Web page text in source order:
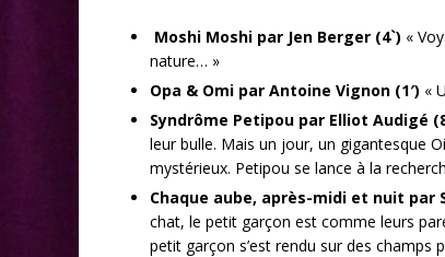
Moshi Moshi par Jen Berger (4`) «
nature… »
Opa & Omi par Antoine Vignon (1′) «
Syndrôme Petipou par Elliot Audigé
leur bulle. Mais un jour, un gigantesque
mystérieux. Petipou se lance à la
Chaque aube, après-midi et nuit par
chat, le petit garçon est comme leurs
petit garçon s’est rendu sur des